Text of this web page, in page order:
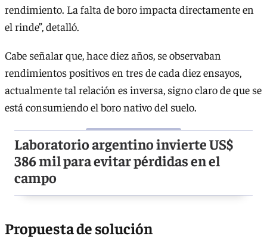
rendimiento. La falta de boro impacta directamente en
el rinde”, detalló.
Cabe señalar que, hace diez años, se observaban
rendimientos positivos en tres de cada diez ensayos,
actualmente tal relación es inversa, signo claro de que se
está consumiendo el boro nativo del suelo.
Laboratorio argentino invierte US$
386 mil para evitar pérdidas en el
campo
Propuesta de solución